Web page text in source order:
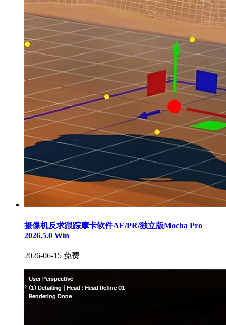
摄像机反求跟踪摩卡软件AE/PR/独立版Mocha Pro
2026.5.0 Win
2026-06-15 免费